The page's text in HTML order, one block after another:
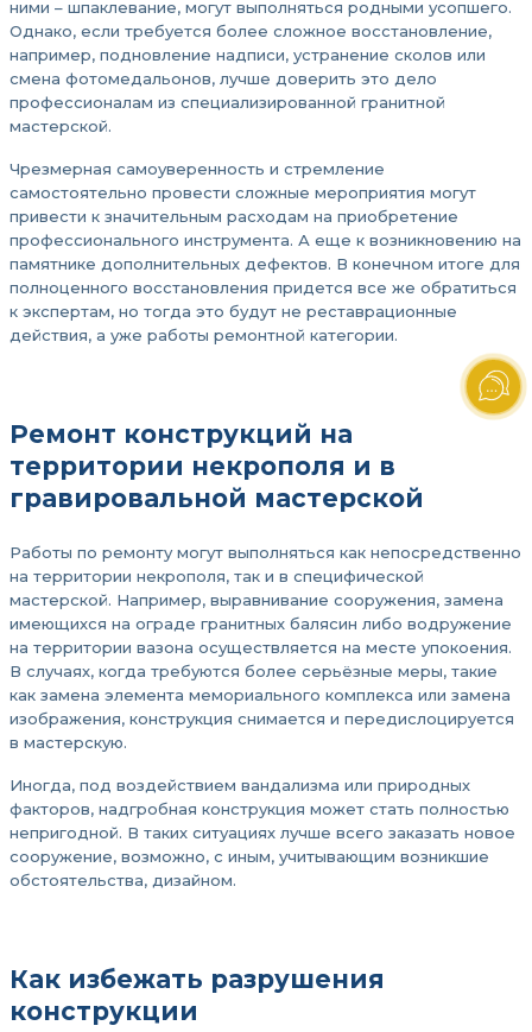
ними – шпаклевание, могут выполняться родными усопшего.
Однако, если требуется более сложное восстановление,
например, подновление надписи, устранение сколов или
смена фотомедальонов, лучше доверить это дело
профессионалам из специализированной гранитной
мастерской.
Чрезмерная самоуверенность и стремление
самостоятельно провести сложные мероприятия могут
привести к значительным расходам на приобретение
профессионального инструмента. А еще к возникновению на
памятнике дополнительных дефектов. В конечном итоге для
полноценного восстановления придется все же обратиться
к экспертам, но тогда это будут не реставрационные
действия, а уже работы ремонтной категории.
Ремонт конструкций на
территории некрополя и в
гравировальной мастерской
Работы по ремонту могут выполняться как непосредственно
на территории некрополя, так и в специфической
мастерской. Например, выравнивание сооружения, замена
имеющихся на ограде гранитных балясин либо водружение
на территории вазона осуществляется на месте упокоения.
В случаях, когда требуются более серьёзные меры, такие
как замена элемента мемориального комплекса или замена
изображения, конструкция снимается и передислоцируется
в мастерскую.
Иногда, под воздействием вандализма или природных
факторов, надгробная конструкция может стать полностью
непригодной. В таких ситуациях лучше всего заказать новое
сооружение, возможно, с иным, учитывающим возникшие
обстоятельства, дизайном.
Как избежать разрушения
конструкции